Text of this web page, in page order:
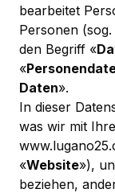
bearbeitet
Personen (sog.
den Begriff «
«
Daten».
In dieser
was wir mit
«Website»),
beziehen,